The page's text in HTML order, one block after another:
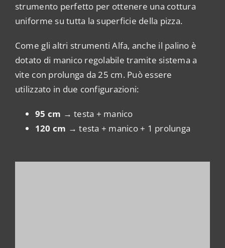
strumento perfetto per ottenere una cottura
uniforme su tutta la superficie della pizza.
Come gli altri strumenti Alfa, anche il palino è
dotato di manico regolabile tramite sistema a
vite con prolunga da 25 cm. Può essere
utilizzato in due configurazioni:
95 cm → testa + manico
120 cm → testa + manico + 1 prolunga